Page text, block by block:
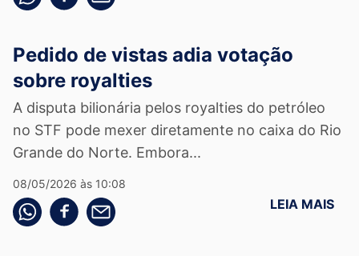
Pedido de vistas adia votação
sobre royalties
A disputa bilionária pelos royalties do petróleo
no STF pode mexer diretamente no caixa do Rio
Grande do Norte. Embora...
08/05/2026 às 10:08
Compartilhe pelo whatsapp
Compartilhar no facebook
Compartilhe pelo email LEIA MAIS